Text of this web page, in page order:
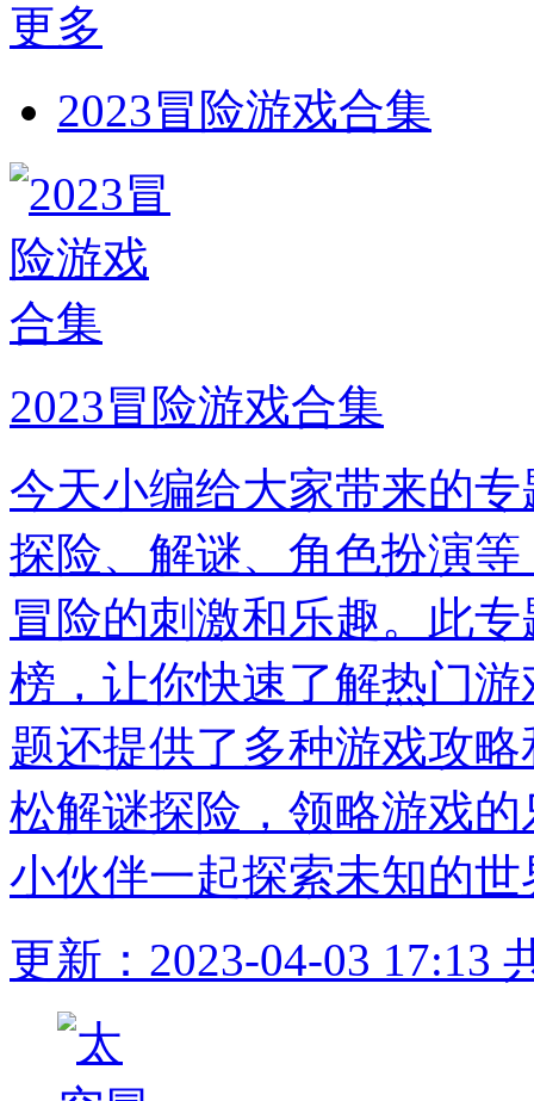
更多
2023冒险游戏合集
2023冒险游戏合集
今天小编给大家带来的
探险、解谜、角色扮演
冒险的刺激和乐趣。此
榜，让你快速了解热门
题还提供了多种游戏攻
松解谜探险，领略游戏
小伙伴一起探索未知的世
更新：2023-04-03 17:13